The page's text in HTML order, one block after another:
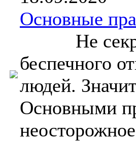
Основные
Не секрет,
беспечного
людей.
Основными